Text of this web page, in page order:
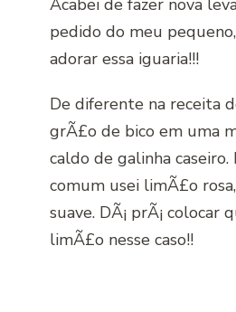
pedido do meu
adorar essa iguaria!!!
De diferente na receita
grÃ£o de bico em uma
caldo de galinha
comum usei limÃ£o
suave. DÃ¡ prÃ¡ colocar
limÃ£o nesse caso!!